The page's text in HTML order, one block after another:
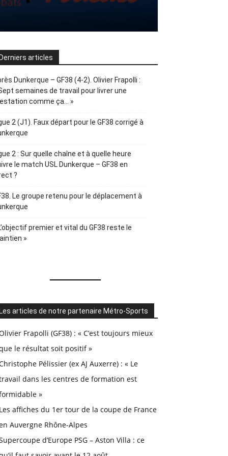
articles
Dunkerque – GF38 (4-2). Olivier Frapolli :
semaines de travail pour livrer une
comme ça… »
2 (J1). Faux départ pour le GF38 corrigé à
2 : Sur quelle chaîne et à quelle heure
le match USL Dunkerque – GF38 en
?
Le groupe retenu pour le déplacement à
premier et vital du GF38 reste le
»
articles de notre partenaire Métro-Sports
Frapolli (GF38) : « C’est toujours mieux
le résultat soit positif »
Pélissier (ex AJ Auxerre) : « Le
dans les centres de formation est
»
affiches du 1er tour de la coupe de France
Auvergne Rhône-Alpes
d’Europe PSG – Aston Villa : ce